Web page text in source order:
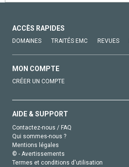
ACCÈS RAPIDES
DOMAINES TRAITÉS EMC REVUES
MON COMPTE
CRÉER UN COMPTE
AIDE & SUPPORT
Contactez-nous / FAQ
Qui sommes-nous ?
Mentions légales
© - Avertissements
Termes et conditions d'utilisation